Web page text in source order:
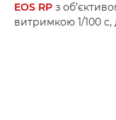
EOS RP з
витримкою 1/100 с,